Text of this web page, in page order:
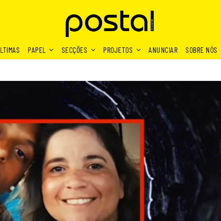
PAPEL SECÇÕES PROJETOS ANUNCIAR SOBRE NÓS